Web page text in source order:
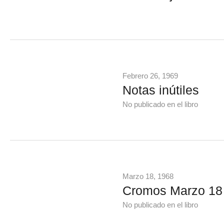
Febrero 26, 1969
Notas inútiles
No publicado en el libro
Marzo 18, 1968
Cromos Marzo
No publicado en el libro